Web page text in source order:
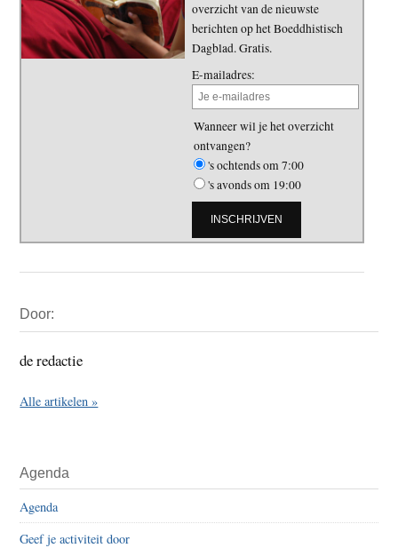
overzicht van de nieuwste
berichten op het Boeddhistisch
Dagblad. Gratis.
E-mailadres:
Wanneer wil je het overzicht
ontvangen?
's ochtends om 7:00
's avonds om 19:00
Sidebar
Door:
de redactie
Alle artikelen »
Agenda
Agenda
Geef je activiteit door